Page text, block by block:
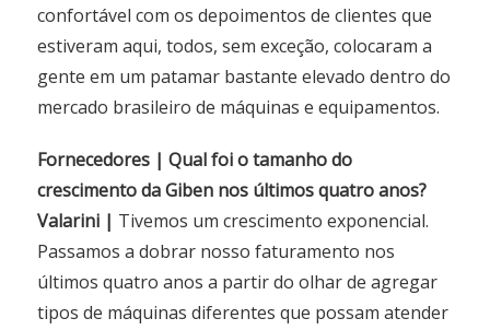
confortável com os depoimentos de clientes que
estiveram aqui, todos, sem exceção, colocaram a
gente em um patamar bastante elevado dentro do
mercado brasileiro de máquinas e equipamentos.
Fornecedores | Qual foi o tamanho do
crescimento da Giben nos últimos quatro anos?
Valarini | Tivemos um crescimento exponencial.
Passamos a dobrar nosso faturamento nos
últimos quatro anos a partir do olhar de agregar
tipos de máquinas diferentes que possam atender